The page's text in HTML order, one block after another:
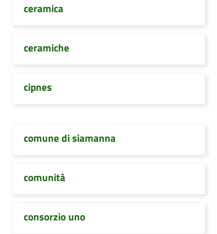
ceramica
ceramiche
cipnes
comune di siamanna
comunità
consorzio uno